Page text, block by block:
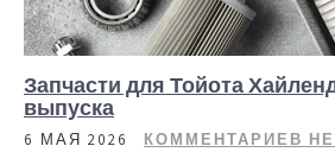
Запчасти для Тойота
выпуска
6 МАЯ 2026 КОММЕНТАРИЕВ